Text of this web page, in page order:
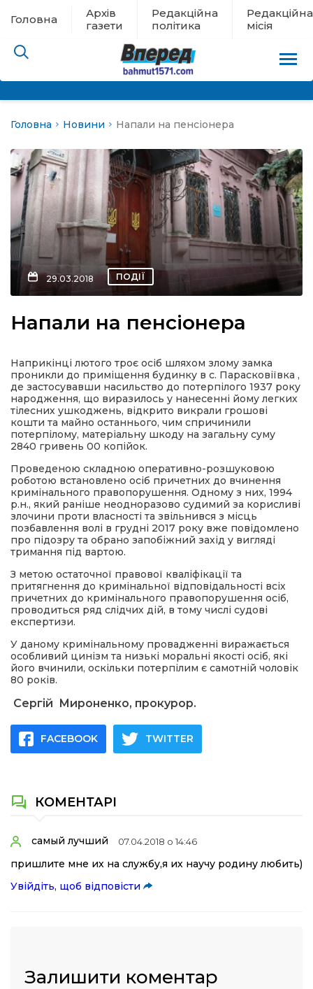
Головна
Архів
газети
Редакційна
політика
Редакційна
місія
евакуації
новини
політика
місія
Головна Новини Напали на пенсіонера
29.03.2018 ПОДІЇ
Напали на пенсіонера
Наприкінці лютого троє осіб шляхом злому замка
проникли до приміщення будинку в с. Парасковіївка ,
де застосувавши насильство до потерпілого 1937 року
народження, що виразилось у нанесенні йому легких
тілесних ушкоджень, відкрито викрали грошові
кошти та майно останнього, чим спричинили
потерпілому, матеріальну шкоду на загальну суму
2840 гривень 00 копійок.
Проведеною складною оперативно-розшуковою
роботою встановлено осіб причетних до вчинення
кримінального правопорушення. Одному з них, 1994
р.н., який раніше неодноразово судимий за корисливі
злочини проти власності та звільнився з місць
позбавлення волі в грудні 2017 року вже повідомлено
про підозру та обрано запобіжний захід у вигляді
тримання під вартою.
З метою остаточної правової кваліфікації та
притягнення до кримінальної відповідальності всіх
причетних до кримінального правопорушення осіб,
проводиться ряд слідчих дій, в тому числі судові
експертизи.
У даному кримінальному провадженні виражається
особливий цинізм та низькі моральні якості осіб, які
його вчинили, оскільки потерпілим є самотній чоловік
80 років.
Сергій Мироненко, прокурор.
FACEBOOK TWITTER
КОМЕНТАРІ
самый лучший 07.04.2018 о 14:46
пришлите мне их на службу,я их научу родину любить)
Увійдіть, щоб відповісти
Залишити коментар